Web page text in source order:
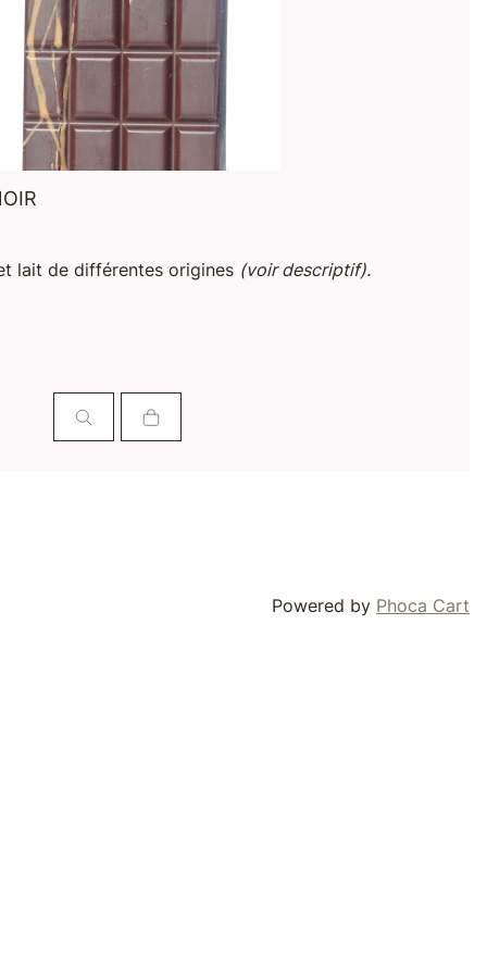
lait de différentes origines (voir descriptif).
Powered by Phoca Cart